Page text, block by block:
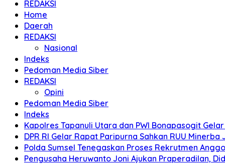
REDAKSI
Home
Daerah
REDAKSI
Nasional
Indeks
Pedoman Media Siber
REDAKSI
Opini
Pedoman Media Siber
Indeks
Kapolres Tapanuli Utara dan PWI Bonapasogit
DPR RI Gelar Rapat Paripurna Sahkan RUU
Polda Sumsel Tenegaskan Proses Rekrutmen
Pengusaha Heruwanto Joni Ajukan Praperadilan,